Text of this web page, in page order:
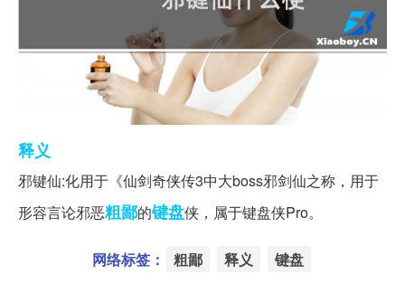
释义
邪键仙:化用于《仙剑奇侠传3中大boss邪剑仙之称，用于
形容言论邪恶粗鄙的键盘侠，属于键盘侠Pro。
网络标签： 粗鄙 释义 键盘